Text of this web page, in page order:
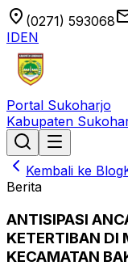
location_on (0271) 593068
IDEN
Portal Sukoharjo
Kabupaten
Kembali ke Blog
Berita
ANTISIPASI
KETERTIBAN DI
KECAMATAN